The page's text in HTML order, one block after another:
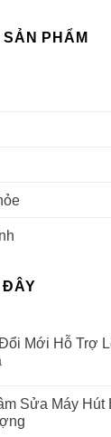
PHẨM
ĐÂY
Mới Hỗ Trợ
Sửa Máy Hút